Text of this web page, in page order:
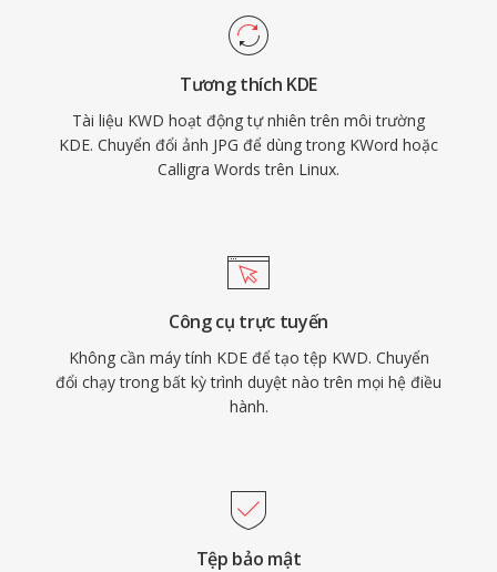
Tương thích KDE
Tài liệu KWD hoạt động tự nhiên trên môi trường
KDE. Chuyển đổi ảnh JPG để dùng trong KWord hoặc
Calligra Words trên Linux.
Công cụ trực tuyến
Không cần máy tính KDE để tạo tệp KWD. Chuyển
đổi chạy trong bất kỳ trình duyệt nào trên mọi hệ điều
hành.
Tệp bảo mật